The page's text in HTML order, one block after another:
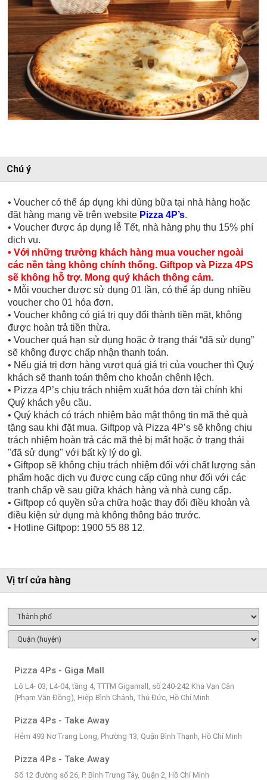
Chú ý
• Voucher có thể áp dụng khi dùng bữa tại nhà hàng hoặc
đặt hàng mang về trên website Pizza 4P’s.
• Voucher được áp dụng lễ Tết, nhà hàng phụ thu 15% phí
dịch vụ.
• Với những trường khách hàng mua voucher ngoài
các nền tảng không chính thống. Giftpop và Pizza 4PS
sẽ không hỗ trợ. Mong quý khách thông cảm.
• Mỗi voucher được sử dụng 01 lần, có thể áp dụng nhiều
voucher cho 01 hóa đơn.
• Voucher không có giá trị quy đổi thành tiền mặt, không
được hoàn trả tiền thừa.
• Voucher quá hạn sử dụng hoặc ở trạng thái “đã sử dụng”
sẽ không được chấp nhận thanh toán.
• Nếu giá trị đơn hàng vượt quá giá trị của voucher thì Quý
khách sẽ thanh toán thêm cho khoản chênh lệch.
• Pizza 4P’s chịu trách nhiệm xuất hóa đơn tài chính khi
Quý khách yêu cầu.
• Quý khách có trách nhiệm bảo mật thông tin mã thẻ quà
tặng sau khi đặt mua. Giftpop và Pizza 4P’s sẽ không chịu
trách nhiệm hoàn trả các mã thẻ bị mất hoặc ở trạng thái
"đã sử dụng" với bất kỳ lý do gì.
• Giftpop sẽ không chịu trách nhiệm đối với chất lượng sản
phẩm hoặc dịch vụ được cung cấp cũng như đối với các
tranh chấp về sau giữa khách hàng và nhà cung cấp.
• Giftpop có quyền sửa chữa hoặc thay đổi điều khoản và
điều kiện sử dụng mà không thông báo trước.
• Hotline Giftpop: 1900 55 88 12.
Vị trí cửa hàng
Pizza 4Ps - Giga Mall
Lô L4- 03, L4-04, tầng 4, TTTM Gigamall, số 240-242 Kha Vạn Cân
(Phạm Văn Đồng), Hiệp Bình Chánh, Thủ Đức, Hồ Chí Minh
Pizza 4Ps - Take Away
Hẻm 493 Nơ Trang Long, Phường 13, Quận Bình Thạnh, Hồ Chí Minh
Pizza 4Ps - Take Away
Số 12 đường số 26, P. Bình Trưng Tây, Quận 2, Hồ Chí Minh